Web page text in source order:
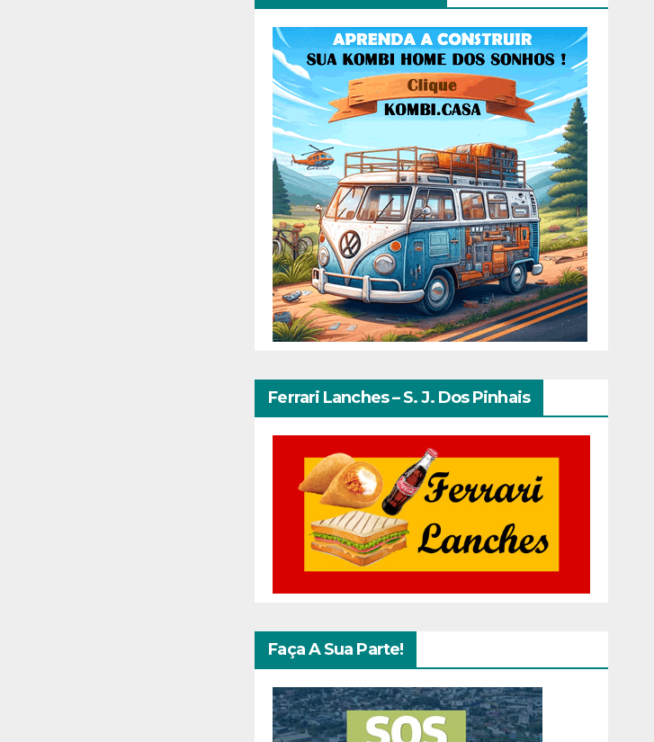
Ferrari Lanches – S. J. Dos Pinhais
Faça A Sua Parte!